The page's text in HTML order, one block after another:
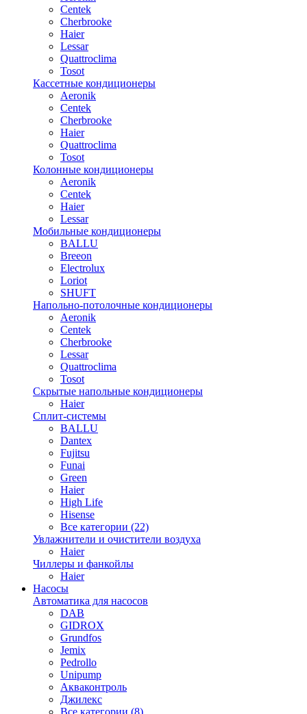
Centek
Cherbrooke
Haier
Lessar
Quattroclima
Tosot
Кассетные кондиционеры
Aeronik
Centek
Cherbrooke
Haier
Quattroclima
Tosot
Колонные кондиционеры
Aeronik
Centek
Haier
Lessar
Мобильные кондиционеры
BALLU
Breeon
Electrolux
Loriot
SHUFT
Напольно-потолочные кондиционеры
Aeronik
Centek
Cherbrooke
Lessar
Quattroclima
Tosot
Скрытые напольные кондиционеры
Haier
Сплит-системы
BALLU
Dantex
Fujitsu
Funai
Green
Haier
High Life
Hisense
Все категории (22)
Увлажнители и очистители воздуха
Haier
Чиллеры и фанкойлы
Haier
Насосы
Автоматика для насосов
DAB
GIDROX
Grundfos
Jemix
Pedrollo
Unipump
Акваконтроль
Джилекс
Все категории (8)